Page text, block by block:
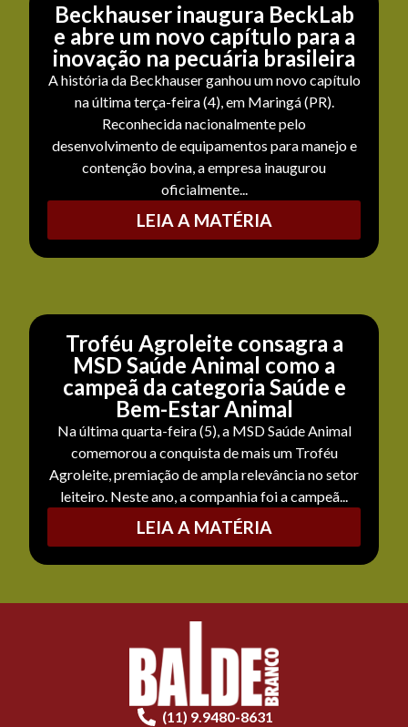
Beckhauser inaugura BeckLab
e abre um novo capítulo para a
inovação na pecuária brasileira
A história da Beckhauser ganhou um novo capítulo
na última terça-feira (4), em Maringá (PR).
Reconhecida nacionalmente pelo
desenvolvimento de equipamentos para manejo e
contenção bovina, a empresa inaugurou
oficialmente...
LEIA A MATÉRIA
Troféu Agroleite consagra a
MSD Saúde Animal como a
campeã da categoria Saúde e
Bem-Estar Animal
Na última quarta-feira (5), a MSD Saúde Animal
comemorou a conquista de mais um Troféu
Agroleite, premiação de ampla relevância no setor
leiteiro. Neste ano, a companhia foi a campeã...
LEIA A MATÉRIA
(11) 9.9480-8631